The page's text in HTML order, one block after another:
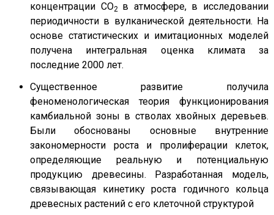
концентрации СО2 в атмосфере, в исследовании
периодичности в вулканической деятельности. На
основе статистических и имитационных моделей
получена интегральная оценка климата за
последние 2000 лет.
Существенное развитие получила
феноменологическая теория функционирования
камбиальной зоны в стволах хвойных деревьев.
Были обоснованы основные внутренние
закономерности роста и пролиферации клеток,
определяющие реальную и потенциальную
продукцию древесины. Разработанная модель,
связывающая кинетику роста годичного кольца
древесных растений с его клеточной структурой